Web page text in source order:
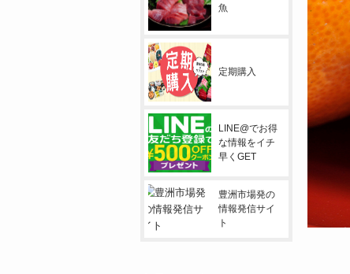
魚
定期購入
LINE@でお得
な情報をイチ
早くGET
豊洲市場発の
情報発信サイ
ト